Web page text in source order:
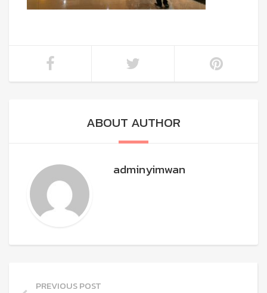
ABOUT AUTHOR
adminyimwan
PREVIOUS POST